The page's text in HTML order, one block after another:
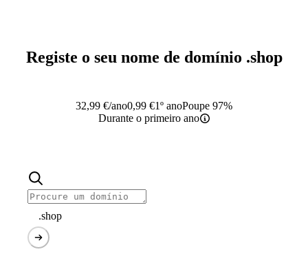
Registe o seu nome de domínio .shop
32,99 €/ano0,99 €1º anoPoupe 97%
Durante o primeiro ano
.shop